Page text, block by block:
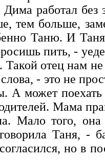
работал без
тем больше,
Таню. И
пить, -
Такой отец нам
- это не
А может
Мама
Мало того,
Таня, -
но в